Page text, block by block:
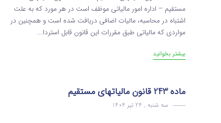
مستقیم – اداره امور مالیاتی موظف است در هر مورد که به علت
اشتباه در محاسبه، مالیات اضافی دریافت شده است و همچنین در
مواردی که‌ مالیاتی طبق مقررات این قانون قابل استردا...
بیشتر بخوانید
ماده 243 قانون مالیاتهای مستقیم
سه شنبه , 24 تیر 1404